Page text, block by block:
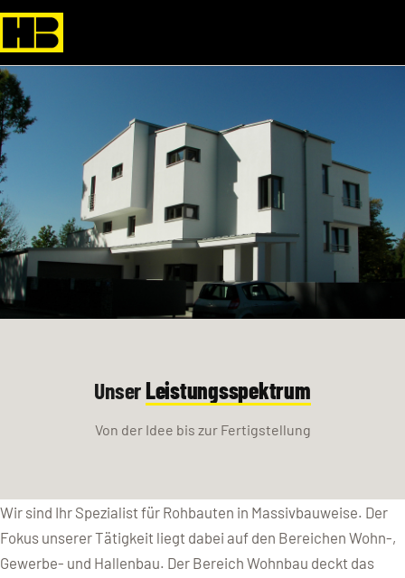
UnserLeistungsspektrum
Von der Idee bis zur Fertigstellung
Wir sind Ihr Spezialist für Rohbauten in Massivbauweise. Der
Fokus unserer Tätigkeit liegt dabei auf den Bereichen Wohn-,
Gewerbe- und Hallenbau. Der Bereich Wohnbau deckt das